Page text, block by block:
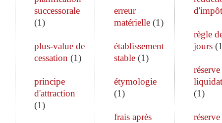
successorale
(1)
plus-value de
cessation (1)
principe
d'attraction
(1)
erreur
matérielle(1)
établissement
stable(1)
étymologie
(1)
frais après
d'impôt
règle
jours(
(1)